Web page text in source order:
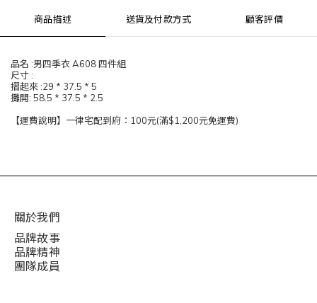
商品描述 送貨及付款方式 顧客評價
品名 :男四季衣 A608 四件組
尺寸 :
摺起來 :29 * 37.5 * 5
攤開: 58.5 * 37.5 * 2.5
【運費說明】一律宅配到府：100元(滿$1,200元免運費)
關於我們
品牌故事
品牌精神
團隊成員